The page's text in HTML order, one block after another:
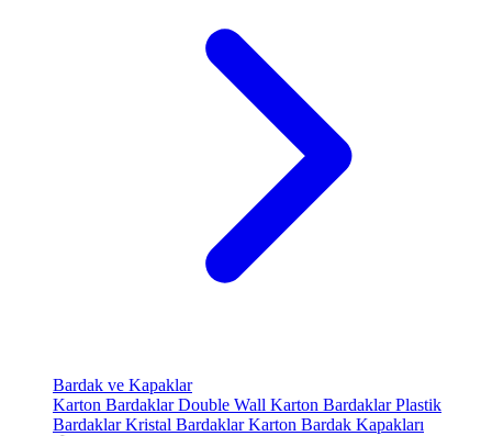
Bardak ve Kapaklar
Karton BardaklarDouble Wall Karton BardaklarPlastik
BardaklarKristal BardaklarKarton Bardak Kapakları